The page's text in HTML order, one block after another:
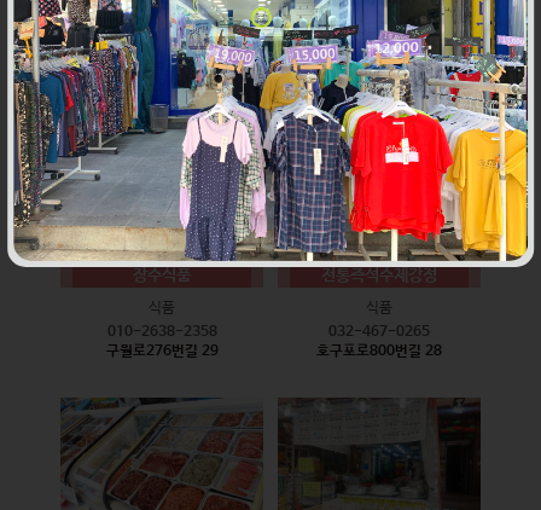
식품
010-9528-3759
구월로276번길 17
식품
032-468-6024
구월로276번길 29
장수식품
식품
010-2638-2358
구월로276번길 29
전통즉석수제강정
식품
032-467-0265
호구포로800번길 28